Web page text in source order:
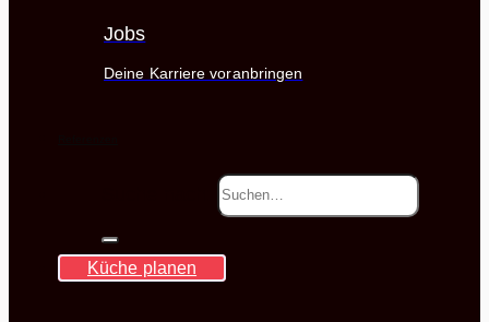
Jobs
Deine Karriere voranbringen
Küche planen